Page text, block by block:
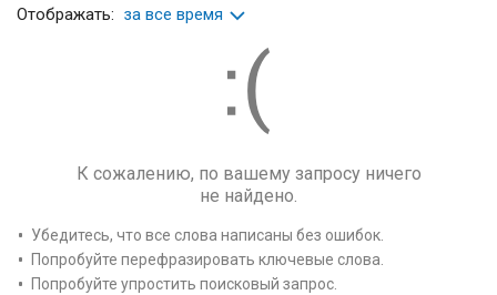
Отображать: за все время
К сожалению, по вашему запросу ничего
не найдено.
Убедитесь, что все слова написаны без ошибок.
Попробуйте перефразировать ключевые слова.
Попробуйте упростить поисковый запрос.